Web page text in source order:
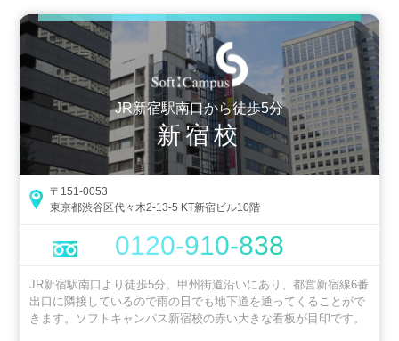
JR新宿駅南口から徒歩5分
新宿校
〒151-0053
東京都渋谷区代々木2-13-5 KT新宿ビル10階
0120-910-838
JR新宿駅南口より徒歩5分。甲州街道沿いにあり、都営新宿線6番
出口に隣接しているので雨の日でも地下道を通ってくることがで
きます。ソフトキャンパス新宿校の赤い大きな看板が目印です。